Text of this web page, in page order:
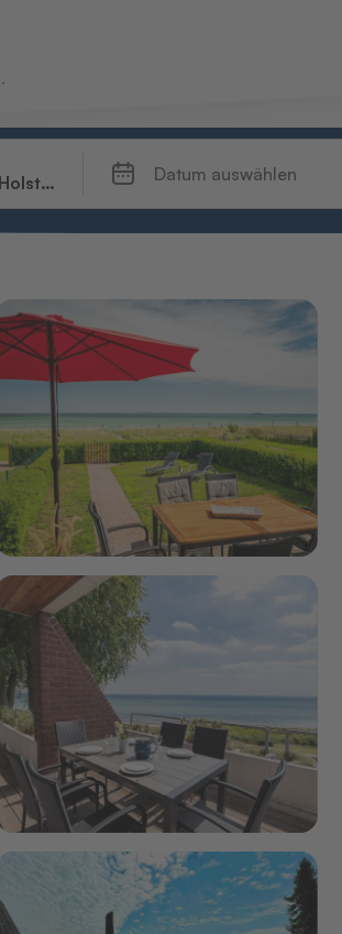
Datum auswählen